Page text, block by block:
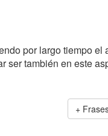
por largo tiempo el
ser también en este
+